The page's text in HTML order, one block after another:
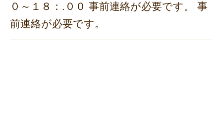
０～１８：.００ 事前連絡が必要です。 事
前連絡が必要です。